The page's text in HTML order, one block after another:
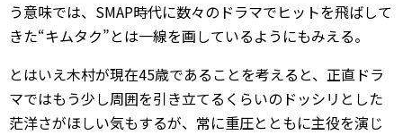
う意味では、SMAP時代に数々のドラマでヒットを飛ばして
きた“キムタク”とは一線を画しているようにもみえる。
とはいえ木村が現在45歳であることを考えると、正直ドラ
マではもう少し周囲を引き立てるくらいのドッシリとした
茫洋さがほしい気もするが、常に重圧とともに主役を演じ